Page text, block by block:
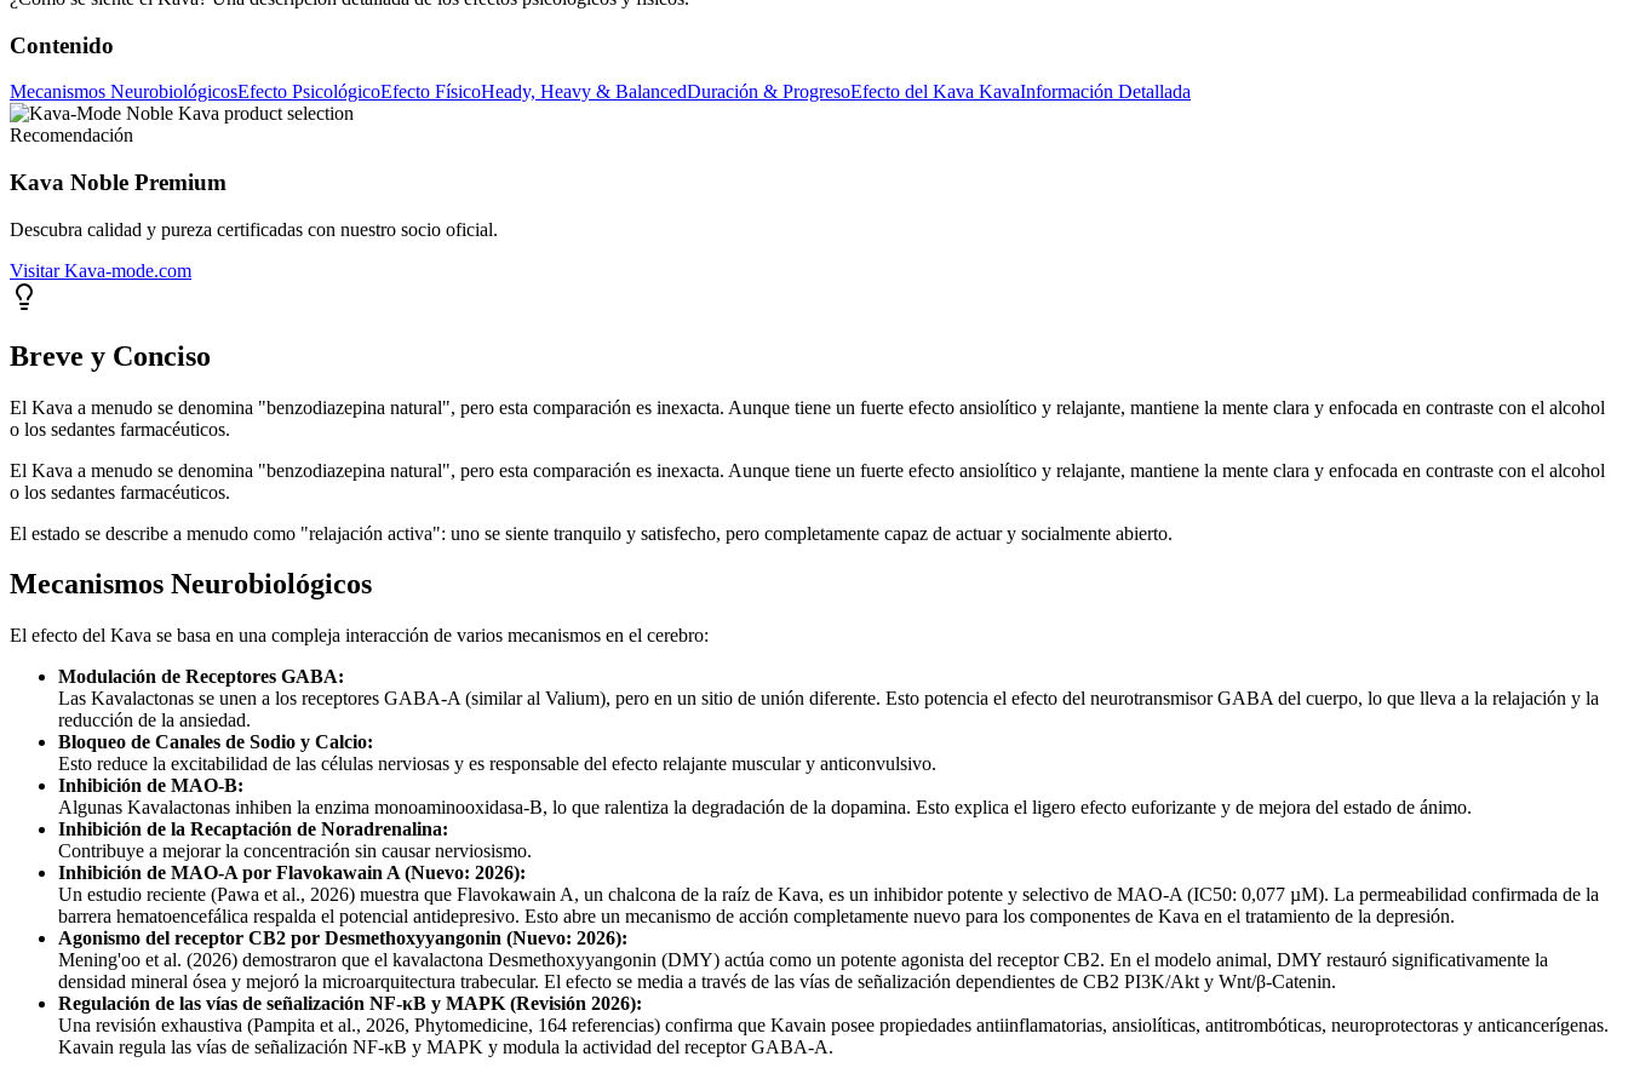
Contenido
Mecanismos NeurobiológicosEfecto PsicológicoEfecto FísicoHeady, Heavy & BalancedDuración & ProgresoEfecto del Kava KavaInformación Detallada
Recomendación
Kava Noble Premium
Descubra calidad y pureza certificadas con nuestro socio oficial.
Visitar Kava-mode.com
Breve y Conciso
El Kava a menudo se denomina "benzodiazepina natural", pero esta comparación es inexacta. Aunque tiene un fuerte efecto ansiolítico y relajante, mantiene la mente clara y enfocada en contraste con el alcohol
o los sedantes farmacéuticos.
El Kava a menudo se denomina "benzodiazepina natural", pero esta comparación es inexacta. Aunque tiene un fuerte efecto ansiolítico y relajante, mantiene la mente clara y enfocada en contraste con el alcohol
o los sedantes farmacéuticos.
El estado se describe a menudo como "relajación activa": uno se siente tranquilo y satisfecho, pero completamente capaz de actuar y socialmente abierto.
Mecanismos Neurobiológicos
El efecto del Kava se basa en una compleja interacción de varios mecanismos en el cerebro:
Modulación de Receptores GABA:
Las Kavalactonas se unen a los receptores GABA-A (similar al Valium), pero en un sitio de unión diferente. Esto potencia el efecto del neurotransmisor GABA del cuerpo, lo que lleva a la relajación y la
reducción de la ansiedad.
Bloqueo de Canales de Sodio y Calcio:
Esto reduce la excitabilidad de las células nerviosas y es responsable del efecto relajante muscular y anticonvulsivo.
Inhibición de MAO-B:
Algunas Kavalactonas inhiben la enzima monoaminooxidasa-B, lo que ralentiza la degradación de la dopamina. Esto explica el ligero efecto euforizante y de mejora del estado de ánimo.
Inhibición de la Recaptación de Noradrenalina:
Contribuye a mejorar la concentración sin causar nerviosismo.
Inhibición de MAO-A por Flavokawain A (Nuevo: 2026):
Un estudio reciente (Pawa et al., 2026) muestra que Flavokawain A, un chalcona de la raíz de Kava, es un inhibidor potente y selectivo de MAO-A (IC50: 0,077 µM). La permeabilidad confirmada de la
barrera hematoencefálica respalda el potencial antidepresivo. Esto abre un mecanismo de acción completamente nuevo para los componentes de Kava en el tratamiento de la depresión.
Agonismo del receptor CB2 por Desmethoxyyangonin (Nuevo: 2026):
Mening'oo et al. (2026) demostraron que el kavalactona Desmethoxyyangonin (DMY) actúa como un potente agonista del receptor CB2. En el modelo animal, DMY restauró significativamente la
densidad mineral ósea y mejoró la microarquitectura trabecular. El efecto se media a través de las vías de señalización dependientes de CB2 PI3K/Akt y Wnt/β-Catenin.
Regulación de las vías de señalización NF-κB y MAPK (Revisión 2026):
Una revisión exhaustiva (Pampita et al., 2026, Phytomedicine, 164 referencias) confirma que Kavain posee propiedades antiinflamatorias, ansiolíticas, antitrombóticas, neuroprotectoras y anticancerígenas.
Kavain regula las vías de señalización NF-κB y MAPK y modula la actividad del receptor GABA-A.